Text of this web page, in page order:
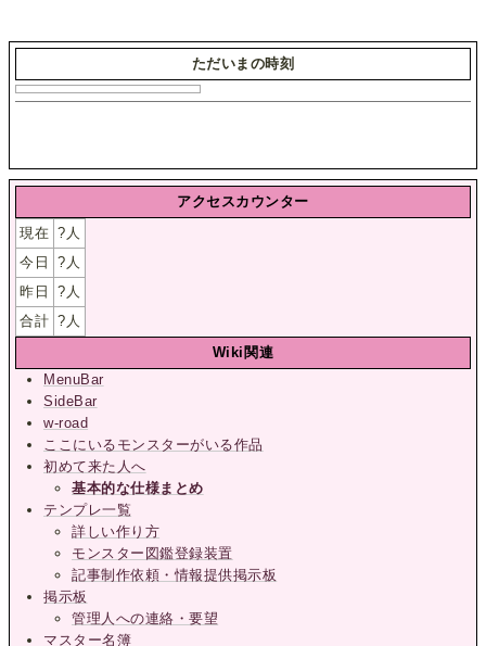
ただいまの時刻
アクセスカウンター
現在 ? 人
今日
? 人
昨日
? 人
合計 ? 人
Wiki関連
MenuBar
SideBar
w-road
ここにいるモンスターがいる作品
初めて来た人へ
基本的な仕様まとめ
テンプレ一覧
詳しい作り方
モンスター図鑑登録装置
記事制作依頼・情報提供掲示板
掲示板
管理人への連絡・要望
マスター名簿